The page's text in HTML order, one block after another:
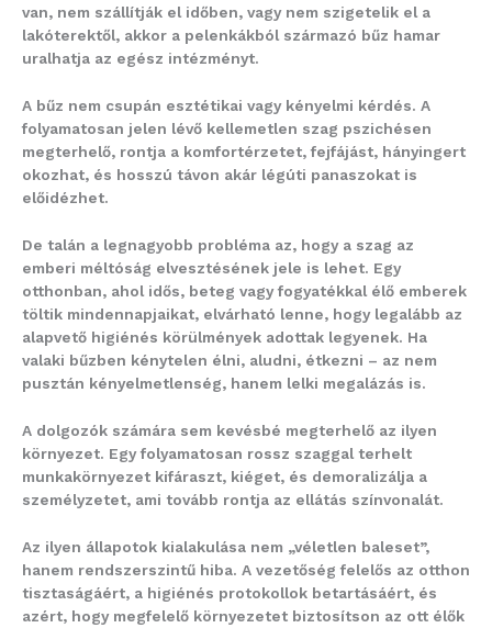
van, nem szállítják el időben, vagy nem szigetelik el a
lakóterektől, akkor a pelenkákból származó bűz hamar
uralhatja az egész intézményt.
A bűz nem csupán esztétikai vagy kényelmi kérdés. A
folyamatosan jelen lévő kellemetlen szag pszichésen
megterhelő, rontja a komfortérzetet, fejfájást, hányingert
okozhat, és hosszú távon akár légúti panaszokat is
előidézhet.
De talán a legnagyobb probléma az, hogy a szag az
emberi méltóság elvesztésének jele is lehet. Egy
otthonban, ahol idős, beteg vagy fogyatékkal élő emberek
töltik mindennapjaikat, elvárható lenne, hogy legalább az
alapvető higiénés körülmények adottak legyenek. Ha
valaki bűzben kénytelen élni, aludni, étkezni – az nem
pusztán kényelmetlenség, hanem lelki megalázás is.
A dolgozók számára sem kevésbé megterhelő az ilyen
környezet. Egy folyamatosan rossz szaggal terhelt
munkakörnyezet kifáraszt, kiéget, és demoralizálja a
személyzetet, ami tovább rontja az ellátás színvonalát.
Az ilyen állapotok kialakulása nem „véletlen baleset”,
hanem rendszerszintű hiba. A vezetőség felelős az otthon
tisztaságáért, a higiénés protokollok betartásáért, és
azért, hogy megfelelő környezetet biztosítson az ott élők